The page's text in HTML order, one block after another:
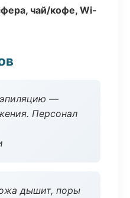
чай/кофе, Wi-
—
Персонал
дышит, поры